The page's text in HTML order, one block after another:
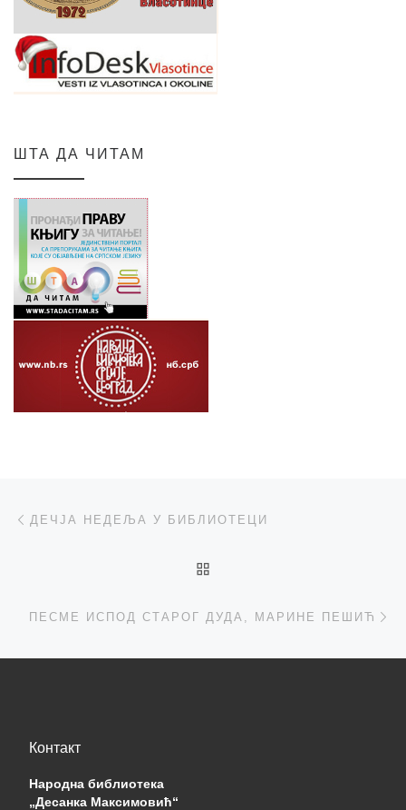
ШТА ДА ЧИТАМ
Post navigation
ДЕЧЈА НЕДЕЉА У БИБЛИОТЕЦИ
ПЕСМЕ ИСПОД СТАРОГ ДУДА, МАРИНЕ ПЕШИЋ
Контакт
Народна библиотека
„Десанка Максимовић“